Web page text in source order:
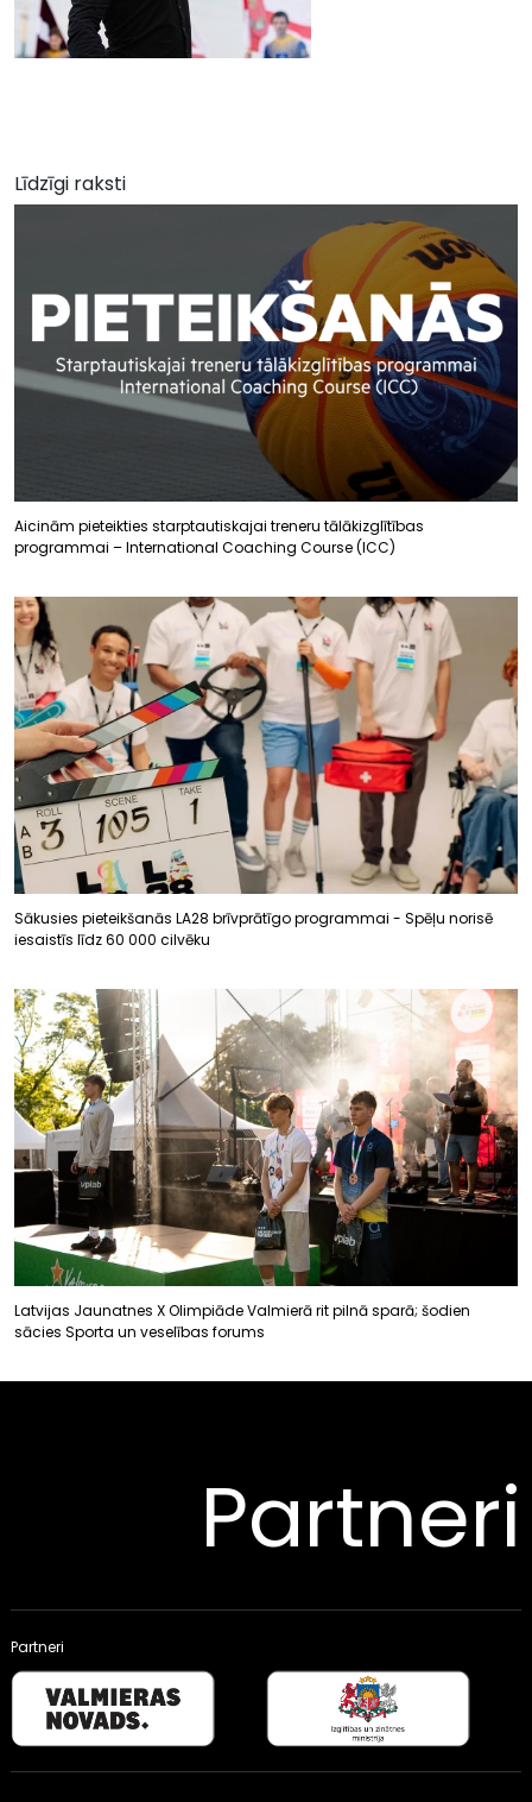
Līdzīgi raksti
Aicinām pieteikties starptautiskajai treneru tālākizglītības
programmai – International Coaching Course (ICC)
Sākusies pieteikšanās LA28 brīvprātīgo programmai - Spēļu norisē
iesaistīs līdz 60 000 cilvēku
Latvijas Jaunatnes X Olimpiāde Valmierā rit pilnā sparā; šodien
sācies Sporta un veselības forums
Partneri
Partneri